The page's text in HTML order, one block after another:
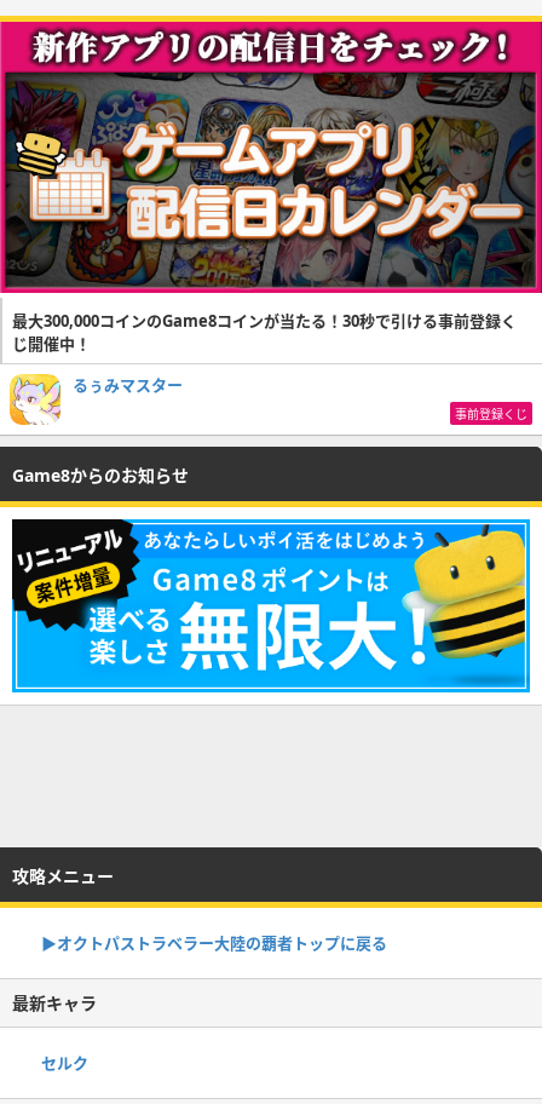
最大300,000コインのGame8コインが当たる！30秒で引ける事前登録く
じ開催中！
るぅみマスター
事前登録くじ
Game8からのお知らせ
攻略メニュー
▶オクトパストラベラー大陸の覇者トップに戻る
最新キャラ
セルク